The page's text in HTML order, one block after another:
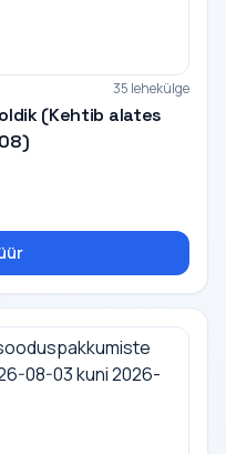
35 lehekülge
(Kehtib alates